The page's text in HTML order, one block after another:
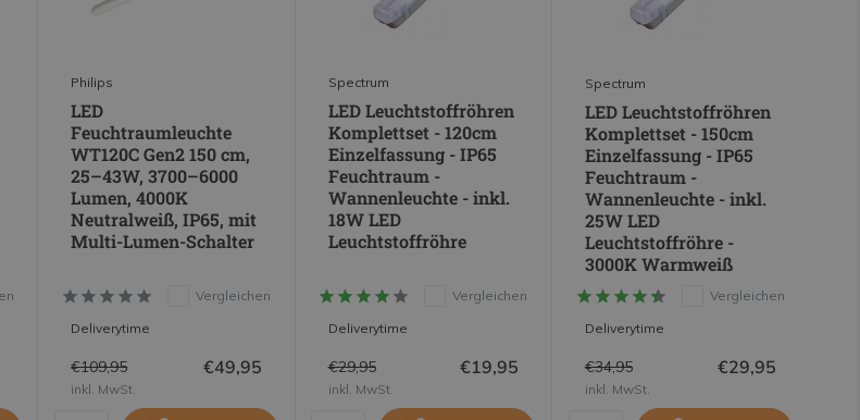
Philips
LED
Feuchtraumleuchte
WT120C Gen2 150 cm,
25–43W, 3700–6000
Lumen, 4000K
Neutralweiß, IP65, mit
Multi-Lumen-Schalter
Vergleichen
Deliverytime
€109,95 €49,95
inkl. MwSt.
Spectrum
LED Leuchtstoffröhren
Komplettset - 120cm
Einzelfassung - IP65
Feuchtraum -
Wannenleuchte - inkl.
18W LED
Leuchtstoffröhre
Vergleichen
Deliverytime
€29,95 €19,95
inkl. MwSt.
Spectrum
LED Leuchtstoffröhren
Komplettset - 150cm
Einzelfassung - IP65
Feuchtraum -
Wannenleuchte - inkl.
25W LED
Leuchtstoffröhre -
3000K Warmweiß
Vergleichen
Deliverytime
€34,95 €29,95
inkl. MwSt.